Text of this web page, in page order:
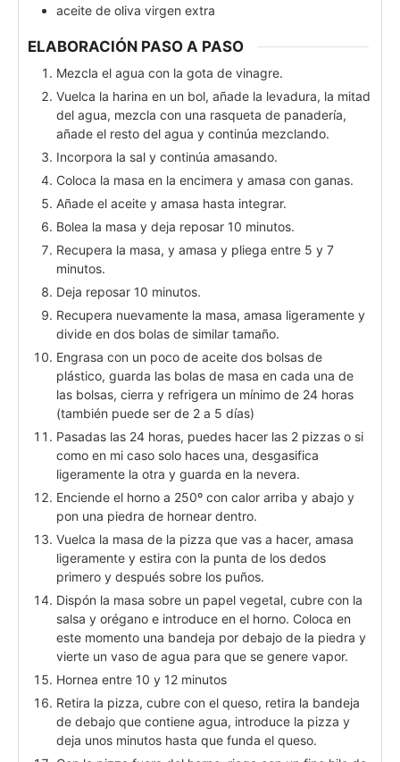
aceite de oliva virgen extra
ELABORACIÓN PASO A PASO
Mezcla el agua con la gota de vinagre.
Vuelca la harina en un bol, añade la levadura, la mitad
del agua, mezcla con una rasqueta de panadería,
añade el resto del agua y continúa mezclando.
Incorpora la sal y continúa amasando.
Coloca la masa en la encimera y amasa con ganas.
Añade el aceite y amasa hasta integrar.
Bolea la masa y deja reposar 10 minutos.
Recupera la masa, y amasa y pliega entre 5 y 7
minutos.
Deja reposar 10 minutos.
Recupera nuevamente la masa, amasa ligeramente y
divide en dos bolas de similar tamaño.
Engrasa con un poco de aceite dos bolsas de
plástico, guarda las bolas de masa en cada una de
las bolsas, cierra y refrigera un mínimo de 24 horas
(también puede ser de 2 a 5 días)
Pasadas las 24 horas, puedes hacer las 2 pizzas o si
como en mi caso solo haces una, desgasifica
ligeramente la otra y guarda en la nevera.
Enciende el horno a 250º con calor arriba y abajo y
pon una piedra de hornear dentro.
Vuelca la masa de la pizza que vas a hacer, amasa
ligeramente y estira con la punta de los dedos
primero y después sobre los puños.
Dispón la masa sobre un papel vegetal, cubre con la
salsa y orégano e introduce en el horno. Coloca en
este momento una bandeja por debajo de la piedra y
vierte un vaso de agua para que se genere vapor.
Hornea entre 10 y 12 minutos
Retira la pizza, cubre con el queso, retira la bandeja
de debajo que contiene agua, introduce la pizza y
deja unos minutos hasta que funda el queso.